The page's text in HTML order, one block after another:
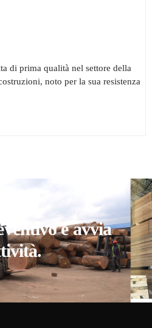
di prima qualità nel settore della
noto per la sua resistenza
e avvia